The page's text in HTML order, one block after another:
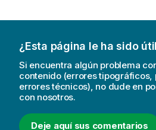
¿Esta página le ha sido
Si encuentra algún problema
contenido (errores tipográficos,
errores técnicos), no dude en
con nosotros.
Deje aquí sus comentarios